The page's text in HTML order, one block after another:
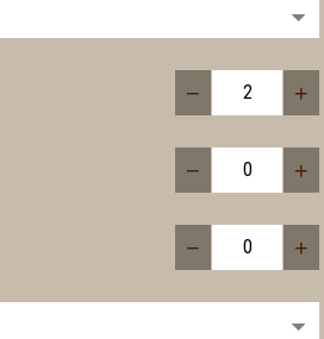
− +
− +
− +